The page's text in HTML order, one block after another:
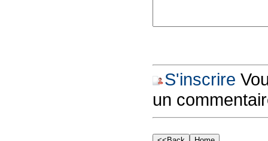
S'inscrire
un